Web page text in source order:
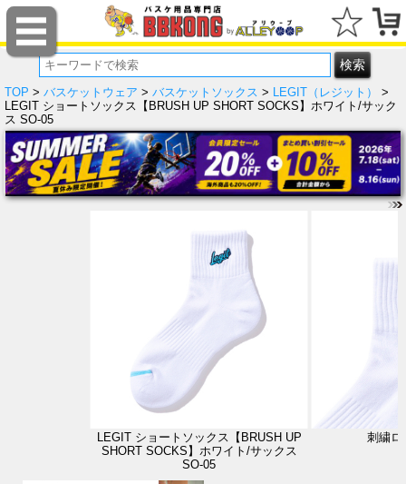
TOP > バスケットウェア > バスケットソックス > LEGIT（レジット）
>
LEGIT ショートソックス【BRUSH UP SHORT SOCKS】ホワイト/サック
ス SO-05
LEGIT ショートソックス【BRUSH UP
SHORT SOCKS】ホワイト/サックス
SO-05
刺繍ロ